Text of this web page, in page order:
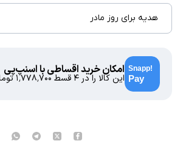
هدیه برای روز مادر
امکان خرید اقساطی با اسنپ‌پی
این کالا را در ۴ قسط ۱٬۷۷۸٬۷۰۰